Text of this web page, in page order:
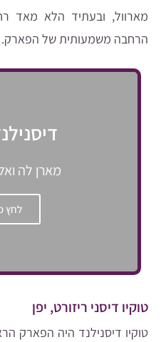
מארוול, ובעתיד הלא מאד
הרחבה משמעותית של הפארק.
מארן לה
לחץ
טוקיו דיסני ריזורט, יפן
טוקיו דיסנילנד היה הפארק